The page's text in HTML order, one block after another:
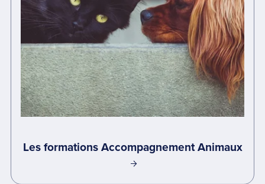
Les formations Accompagnement Animaux